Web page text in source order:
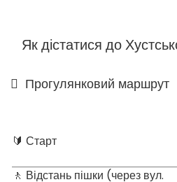
Як дістатися до
Прогулянковий маршрут
🔰 Старт
🚶 Відстань пішки (через вул.